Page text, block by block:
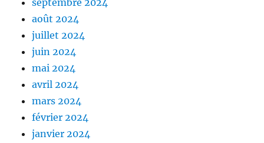
août 2024
juillet 2024
juin 2024
mai 2024
avril 2024
mars 2024
février 2024
janvier 2024